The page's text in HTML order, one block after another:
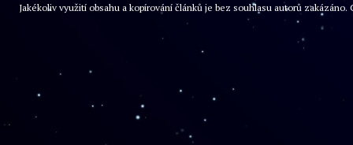
Jakékoliv využití obsahu a kopírování článků je bez souhlasu autorů